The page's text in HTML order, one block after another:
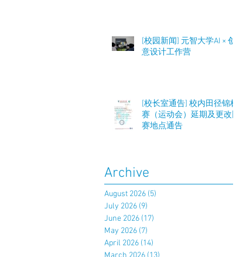
[校园新闻] 元智大学AI × 创
意设计工作营
[校长室通告] 校内田径锦标
赛（运动会）延期及更改比
赛地点通告
Archive
August 2026 (5)
July 2026 (9)
June 2026 (17)
May 2026 (7)
April 2026 (14)